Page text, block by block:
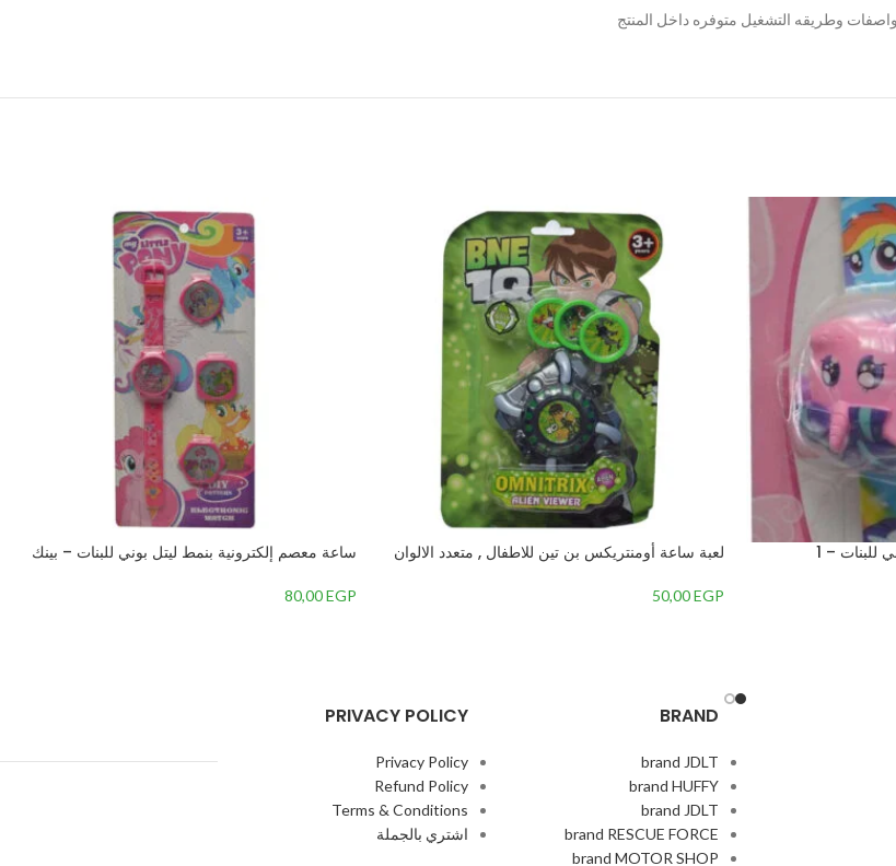
وطريقه التشغيل متوفره داخل المنتج
– 1 لعبة ساعة أومنتريكس بن تين للاطفال , متعدد الالوان
50,00EGP
ساعة معصم إلكترونية بنمط ليتل بوني للبنات – بينك
80,00EGP
BRAND
brand JDLT
brand HUFFY
brand JDLT
brand RESCUE FORCE
brand MOTOR SHOP
PRIVACY POLICY
Privacy Policy
Refund Policy
Terms & Conditions
اشتري بالجملة